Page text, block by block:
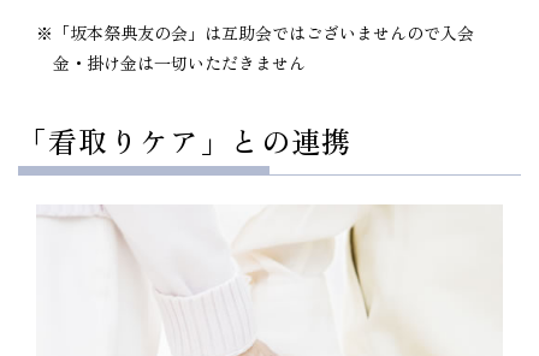
※「坂本祭典友の会」は互助会ではございませんので入会
金・掛け金は一切いただきません
「看取りケア」との連携